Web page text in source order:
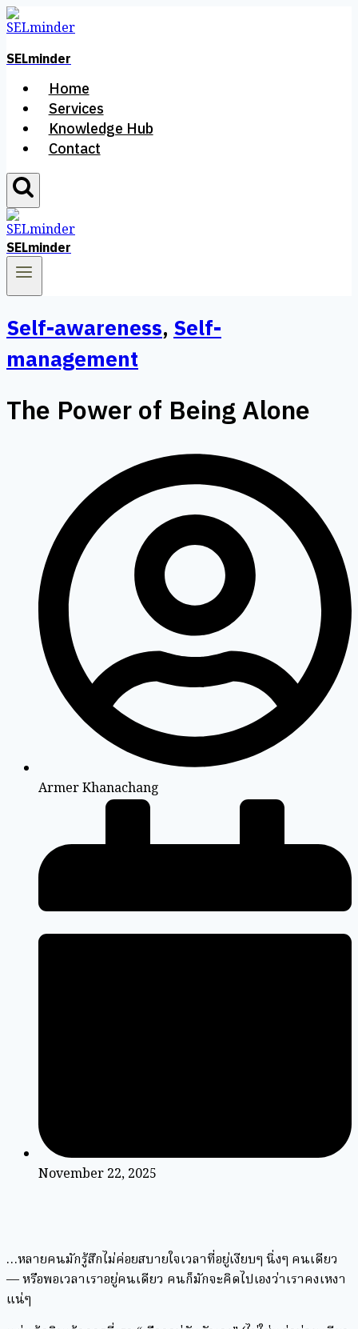
Skip
to
content
SELminder
Home
Services
Knowledge Hub
Contact
SELminder
Self-awareness,Self-
management
The Power of Being Alone
Armer Khanachang
November 22, 2025
…หลายคนมักรู้สึกไม่ค่อยสบายใจเวลาที่อยู่เงียบๆ นิ่งๆ คนเดียว
— หรือพอเวลาเราอยู่คนเดียว คนก็มักจะคิดไปเองว่าเราคงเหงา
แน่ๆ